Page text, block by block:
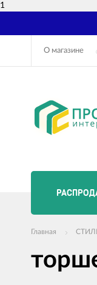
1
О магазине
Главная